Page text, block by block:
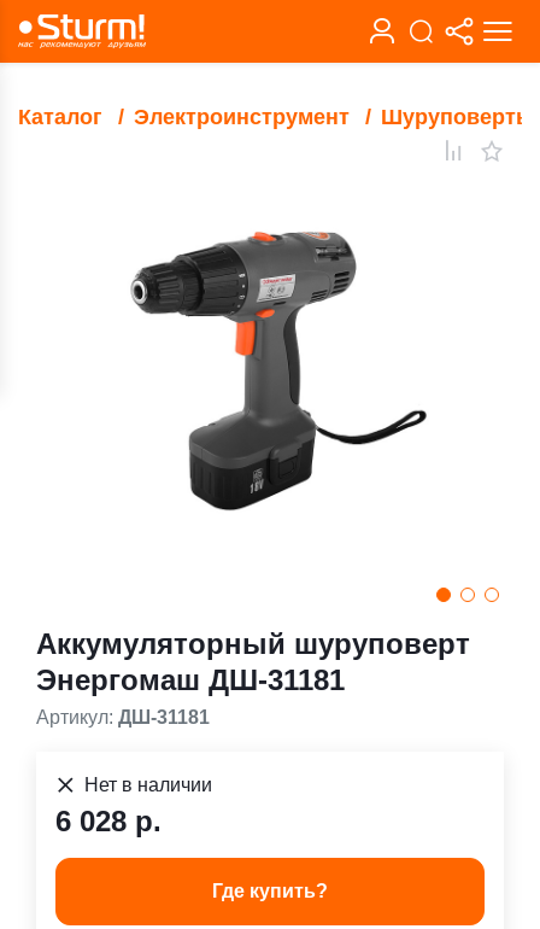
Каталог Электроинструмент Шуруповерты
Аккумуляторный шуруповерт
Энергомаш ДШ-31181
Артикул: ДШ-31181
Нет в наличии
6 028 р.
Где купить?